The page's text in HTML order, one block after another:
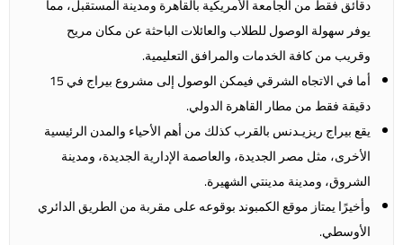
دقائق فقط من الجامعة الأمريكية بالقاهرة ومدينة المستقبل، مما
يوفر سهولة الوصول للطلاب والعائلات الباحثة عن مكان مريح
وقريب من كافة الخدمات والمرافق التعليمية.
أما في الاتجاه الشرقي فيمكن الوصول إلى مشروع بيراج في 15
دقيقة فقط من مطار القاهرة الدولي.
يقع بيراج ريزيـدنس بالقرب كذلك من أهم الأحياء والمدن الرئيسية
الأخرى، مثل مصر الجديدة، والعاصمة الإدارية الجديدة، ومدينة
الشروق، ومدينة مدينتي الشهيرة.
وأخيرًا يمتاز موقع الكمبوند بوقوعه على مقربة من الطريق الدائري
الأوسطي.